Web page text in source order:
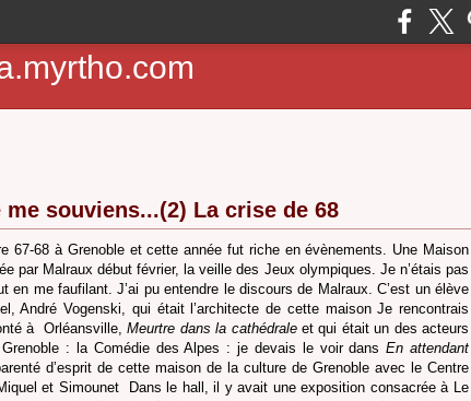
souviens...(2) La crise de 68
67-68 à Grenoble et cette année fut riche en évènements. Une Maison
par Malraux début février, la veille des Jeux olympiques. Je n’étais pas
en me faufilant. J’ai pu entendre le discours de Malraux. C’est un élève
André Vogenski, qui était l’architecte de cette maison Je rencontrais
à Orléansville,Meurtre dans la cathédraleet qui était un des acteurs
: la Comédie des Alpes : je devais le voir dansEn attendant
d’esprit de cette maison de la culture de Grenoble avec le Centre
et Simounet
Dans le hall, il y avait une exposition consacrée à Le